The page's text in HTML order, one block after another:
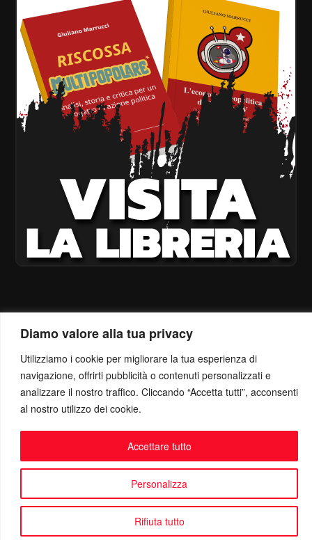
Diamo valore alla tua privacy
Utilizziamo i cookie per migliorare la tua esperienza di
navigazione, offrirti pubblicità o contenuti personalizzati e
analizzare il nostro traffico. Cliccando “Accetta tutti”, acconsenti
al nostro utilizzo dei cookie.
Personalizza
Rifiuta tutto
Accettare tutto